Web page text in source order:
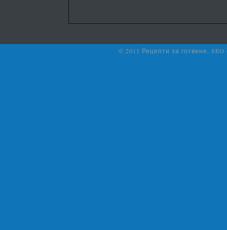
© 2011 Рецепти за готвене.